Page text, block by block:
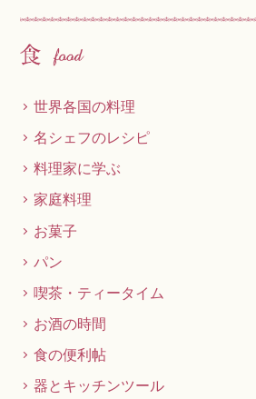
世界各国の料理
名シェフのレシピ
料理家に学ぶ
家庭料理
お菓子
パン
喫茶・ティータイム
お酒の時間
食の便利帖
器とキッチンツール